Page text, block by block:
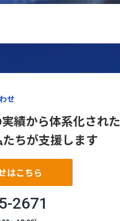
せ
績から体系化された
ちが支援します
はこちら
2671